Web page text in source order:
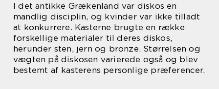
I det antikke Grækenland var diskos en
mandlig disciplin, og kvinder var ikke tilladt
at konkurrere. Kasterne brugte en række
forskellige materialer til deres diskos,
herunder sten, jern og bronze. Størrelsen og
vægten på diskosen varierede også og blev
bestemt af kasterens personlige præferencer.